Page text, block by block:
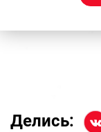
Делись: